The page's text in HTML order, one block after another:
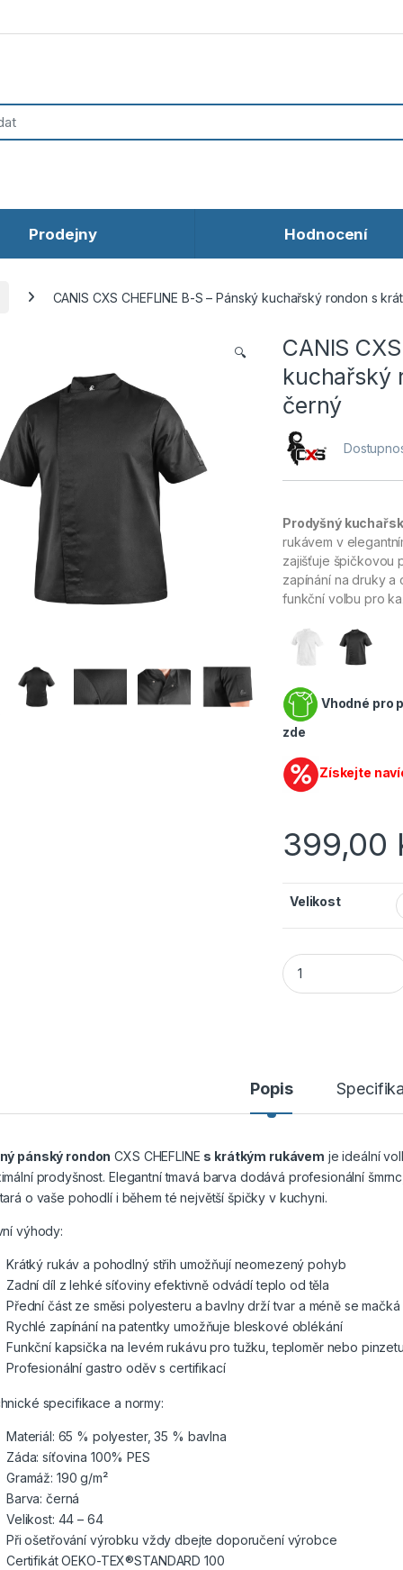
Prodejny Hodnocení
CANIS CXS CHEFLINE B-S – Pánský kuchařský rondon s
🔍
CANIS
kuchařský
černý
Prodyšný
rukávem v
zajišťuje špičkovou
zapínání na druky a
funkční volbu pro
Vhodné pro
zde
Získejte
399,00
Velikost
CANIS CXS
Popis
pánský rondon CXS CHEFLINE s krátkým rukávem je ideální
prodyšnost. Elegantní tmavá barva dodává profesionální
o vaše pohodlí i během té největší špičky v kuchyni.
výhody:
Krátký rukáv a pohodlný střih umožňují neomezený pohyb
Zadní díl z lehké síťoviny efektivně odvádí teplo od těla
Přední část ze směsi polyesteru a bavlny drží tvar a méně se mačká
Rychlé zapínání na patentky umožňuje bleskové oblékání
Funkční kapsička na levém rukávu pro tužku, teploměr nebo
Profesionální gastro oděv s certifikací
specifikace a normy:
Materiál: 65 % polyester, 35 % bavlna
Záda: síťovina 100% PES
Gramáž: 190 g/m²
Barva: černá
Velikost: 44 – 64
Při ošetřování výrobku vždy dbejte doporučení výrobce
Certifikát OEKO-TEX®STANDARD 100